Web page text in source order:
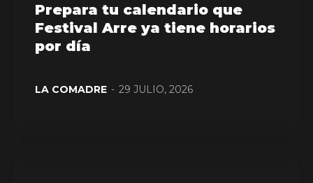
Prepara tu calendario que
Festival Arre ya tiene horarios
por día
LA COMADRE - 29 JULIO, 2026